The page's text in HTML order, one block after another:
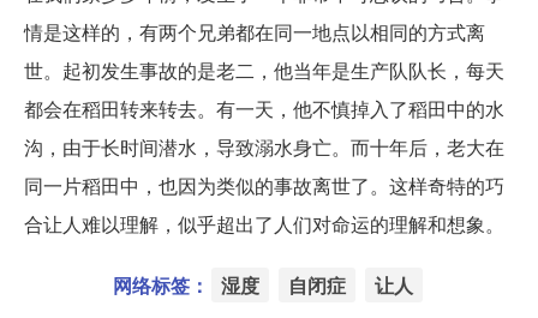
情是这样的，有两个兄弟都在同一地点以相同的方式离
世。起初发生事故的是老二，他当年是生产队队长，每天
都会在稻田转来转去。有一天，他不慎掉入了稻田中的水
沟，由于长时间潜水，导致溺水身亡。而十年后，老大在
同一片稻田中，也因为类似的事故离世了。这样奇特的巧
合让人难以理解，似乎超出了人们对命运的理解和想象。
网络标签： 湿度 自闭症 让人